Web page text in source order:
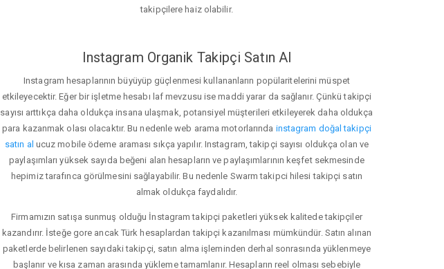
takipçilere haiz olabilir.
Instagram Organik Takipçi Satın Al
Instagram hesaplarının büyüyüp güçlenmesi kullananların popülaritelerini müspet
etkileyecektir. Eğer bir işletme hesabı laf mevzusu ise maddi yarar da sağlanır. Çünkü takipçi
sayısı arttıkça daha oldukça insana ulaşmak, potansiyel müşterileri etkileyerek daha oldukça
para kazanmak olası olacaktır. Bu nedenle web arama motorlarında instagram doğal takipçi
satın al ucuz mobile ödeme araması sıkça yapılır. Instagram, takipçi sayısı oldukça olan ve
paylaşımları yüksek sayıda beğeni alan hesapların ve paylaşımlarının keşfet sekmesinde
hepimiz tarafınca görülmesini sağlayabilir. Bu nedenle Swarm takipci hilesi takipçi satın
almak oldukça faydalıdır.
Firmamızın satışa sunmuş olduğu İnstagram takipçi paketleri yüksek kalitede takipçiler
kazandırır. İsteğe gore ancak Türk hesaplardan takipçi kazanılması mümkündür. Satın alınan
paketlerde belirlenen sayıdaki takipçi, satın alma işleminden derhal sonrasında yüklenmeye
başlanır ve kısa zaman arasında yükleme tamamlanır. Hesapların reel olması sebebiyle